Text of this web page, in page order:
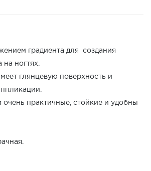
градиента для создания
на ногтях.
глянцевую поверхность и
очень практичные, стойкие и удобны